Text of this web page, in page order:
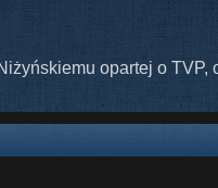
opartej o